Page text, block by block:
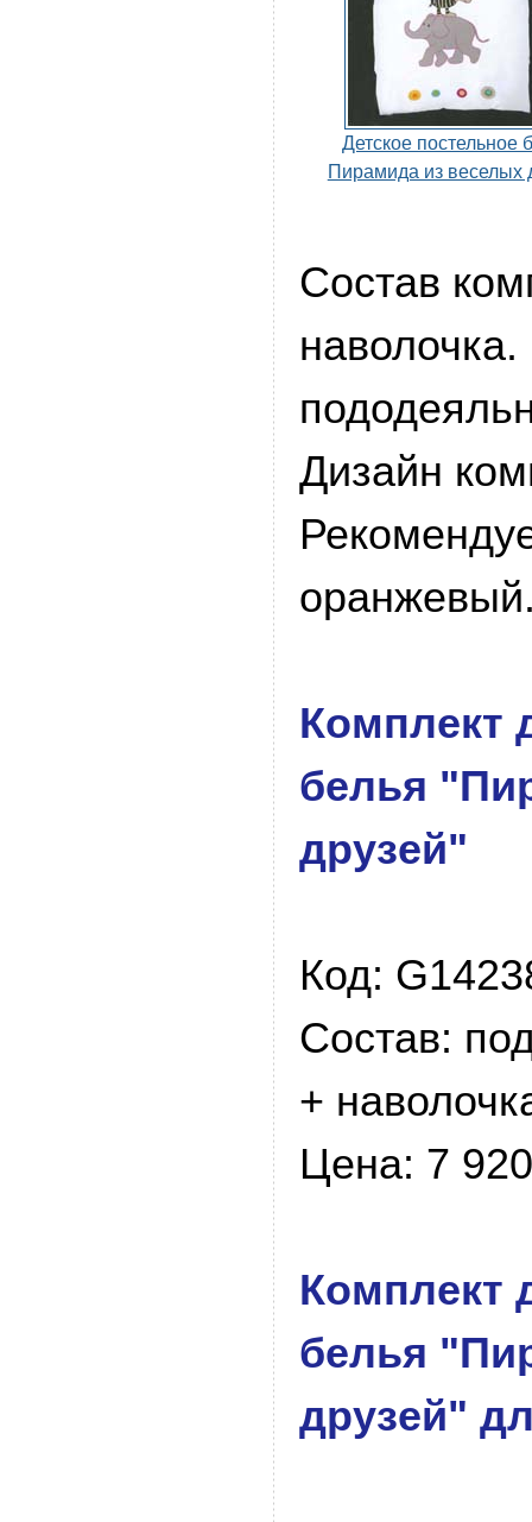
Детское постельное
Пирамида из веселых
Состав
Дизайн
Комплект
белья
друзей"
Код:
Состав:
+
Цена: 7
Комплект
белья
друзей"